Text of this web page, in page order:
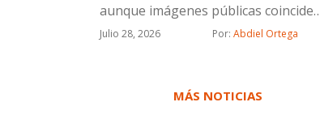
aunque imágenes públicas
con la antigua sede del partido en
Julio 28, 2026 Por: Abdiel Ortega
MÁS NOTICIAS